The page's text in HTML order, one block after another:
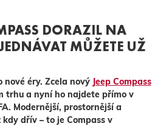
DORAZIL NA
MŮŽETE UŽ
nové éry. Zcela nový Jeep Compass
trhu a nyní ho najdete přímo v
Modernější, prostornější a
dřív – to je Compass v